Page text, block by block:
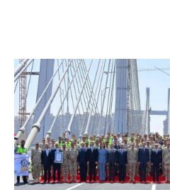
يفتتح محور روض الفرج
تحيا مصر